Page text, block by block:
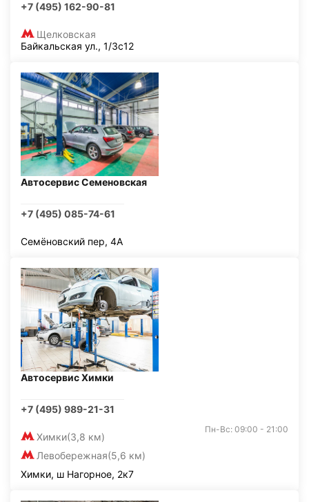
+7 (495) 162-90-81
Щелковская
Байкальская ул., 1/3с12
Автосервис Семеновская
+7 (495) 085-74-61
Семёновский пер, 4А
Автосервис Химки
+7 (495) 989-21-31
Химки(3,8 км)
Левобережная(5,6 км)
Пн-Вс: 09:00 - 21:00
Химки, ш Нагорное, 2к7